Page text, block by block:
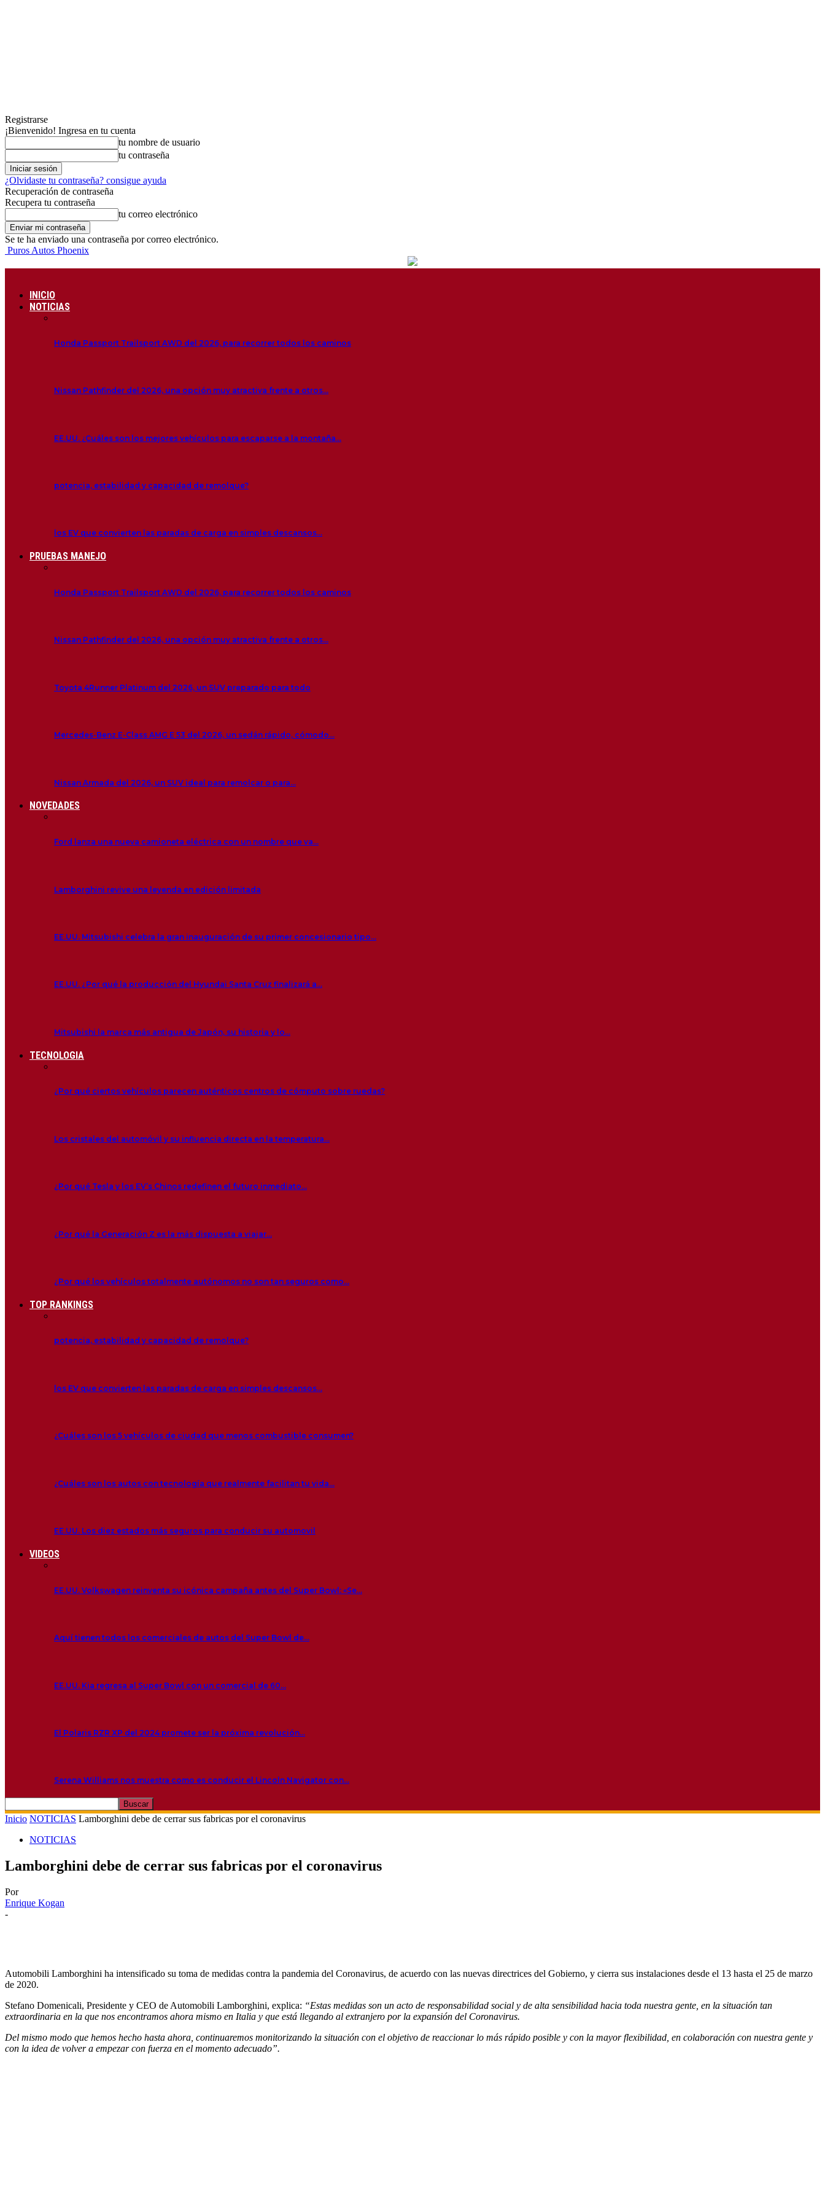
Registrarse
¡Bienvenido! Ingresa en tu cuenta
tu nombre de usuario
tu contraseña
¿Olvidaste tu contraseña? consigue ayuda
Recuperación de contraseña
Recupera tu contraseña
tu correo electrónico
Se te ha enviado una contraseña por correo electrónico.
Puros Autos Phoenix
INICIO
NOTICIAS
Honda Passport Trailsport AWD del 2026, para recorrer todos los caminos
Nissan Pathfinder del 2026, una opción muy atractiva frente a otros…
EE.UU. ¿Cuáles son los mejores vehículos para escaparse a la montaña…
potencia, estabilidad y capacidad de remolque?
los EV que convierten las paradas de carga en simples descansos…
PRUEBAS MANEJO
Honda Passport Trailsport AWD del 2026, para recorrer todos los caminos
Nissan Pathfinder del 2026, una opción muy atractiva frente a otros…
Toyota 4Runner Platinum del 2026, un SUV preparado para todo
Mercedes-Benz E-Class AMG E 53 del 2026, un sedán rápido, cómodo…
Nissan Armada del 2026, un SUV ideal para remolcar o para…
NOVEDADES
Ford lanza una nueva camioneta eléctrica con un nombre que va…
Lamborghini revive una leyenda en edición limitada
EE.UU. Mitsubishi celebra la gran inauguración de su primer concesionario tipo…
EE.UU. ¿Por qué la producción del Hyundai Santa Cruz finalizará a…
Mitsubishi la marca más antigua de Japón, su historia y lo…
TECNOLOGIA
¿Por qué ciertos vehículos parecen auténticos centros de cómputo sobre ruedas?
Los cristales del automóvil y su influencia directa en la temperatura…
¿Por qué Tesla y los EV’s Chinos redefinen el futuro inmediato…
¿Por qué la Generación Z es la más dispuesta a viajar…
¿Por qué los vehículos totalmente autónomos no son tan seguros como…
TOP RANKINGS
potencia, estabilidad y capacidad de remolque?
los EV que convierten las paradas de carga en simples descansos…
¿Cuáles son los 5 vehículos de ciudad que menos combustible consumen?
¿Cuáles son los autos con tecnología que realmente facilitan tu vida…
EE.UU. Los diez estados más seguros para conducir su automovil
VIDEOS
EE.UU. Volkswagen reinventa su icónica campaña antes del Super Bowl: «Se…
Aquí tienen todos los comerciales de autos del Super Bowl de…
EE.UU. Kia regresa al Super Bowl con un comercial de 60…
El Polaris RZR XP del 2024 promete ser la próxima revolución…
Serena Williams nos muestra como es conducir el Lincoln Navigator con…
Inicio NOTICIAS Lamborghini debe de cerrar sus fabricas por el coronavirus
NOTICIAS
Lamborghini debe de cerrar sus fabricas por el coronavirus
Por
Enrique Kogan
-
Automobili Lamborghini ha intensificado su toma de medidas contra la pandemia del Coronavirus, de acuerdo con las nuevas directrices del Gobierno, y cierra sus instalaciones desde el 13 hasta el 25 de marzo
de 2020.
Stefano Domenicali, Presidente y CEO de Automobili Lamborghini, explica: “Estas medidas son un acto de responsabilidad social y de alta sensibilidad hacia toda nuestra gente, en la situación tan
extraordinaria en la que nos encontramos ahora mismo en Italia y que está llegando al extranjero por la expansión del Coronavirus.
Del mismo modo que hemos hecho hasta ahora, continuaremos monitorizando la situación con el objetivo de reaccionar lo más rápido posible y con la mayor flexibilidad, en colaboración con nuestra gente y
con la idea de volver a empezar con fuerza en el momento adecuado”.